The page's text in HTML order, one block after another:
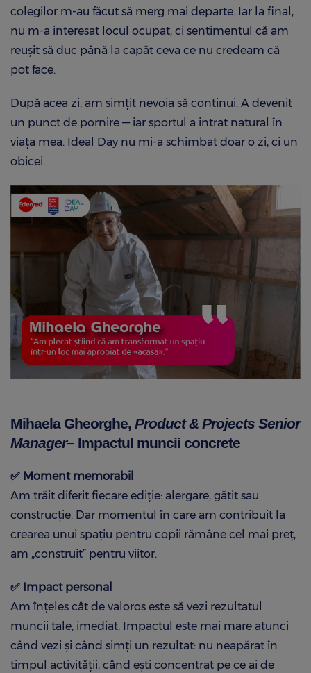
colegilor m-au făcut să merg mai departe. Iar la final,
nu m-a interesat locul ocupat, ci sentimentul că am
reușit să duc până la capăt ceva ce nu credeam că
pot face.
După acea zi, am simțit nevoia să continui. A devenit
un punct de pornire — iar sportul a intrat natural în
viața mea. Ideal Day nu mi-a schimbat doar o zi, ci un
obicei.
Mihaela Gheorghe, Product & Projects Senior
Manager– Impactul muncii concrete
✅ Moment memorabil
Am trăit diferit fiecare ediție: alergare, gătit sau
construcție. Dar momentul în care am contribuit la
crearea unui spațiu pentru copii rămâne cel mai preț,
am „construit” pentru viitor.
✅ Impact personal
Am înțeles cât de valoros este să vezi rezultatul
muncii tale, imediat. Impactul este mai mare atunci
când vezi și când simți un rezultat: nu neapărat în
timpul activității, când ești concentrat pe ce ai de